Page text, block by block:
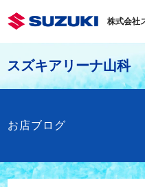
株式会社
スズキアリーナ山科
お店ブログ